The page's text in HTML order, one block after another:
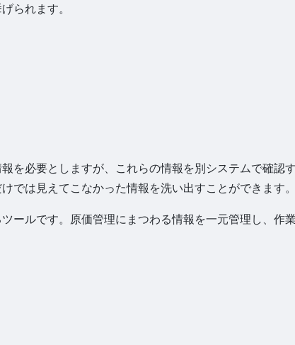
られます。
を必要としますが、これらの情報を別システムで確認
では見えてこなかった情報を洗い出すことができます。
ールです。原価管理にまつわる情報を一元管理し、